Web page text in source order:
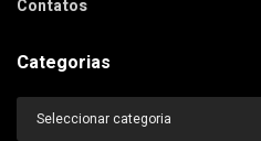
Contatos
Categorias
Categorias